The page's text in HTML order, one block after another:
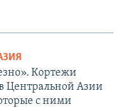
Кортежи
Центральной Азии
с ними